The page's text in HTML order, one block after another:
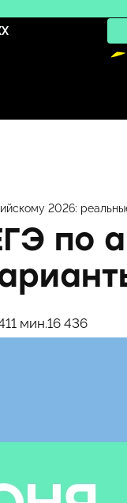
2026:
по
11 мин.16 436